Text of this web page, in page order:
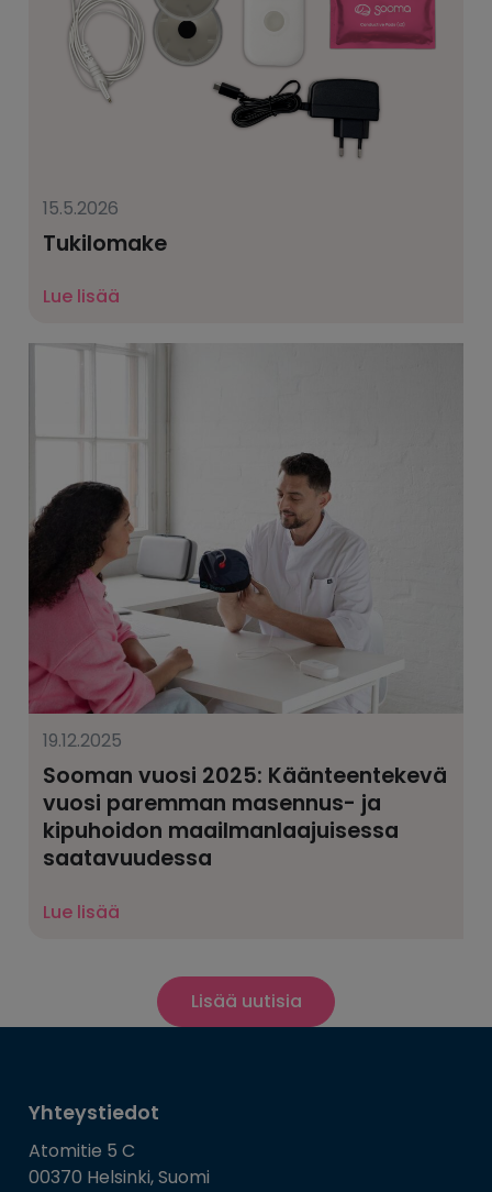
15.5.2026
Tukilomake
Lue lisää
19.12.2025
Sooman vuosi 2025: Käänteentekevä
vuosi paremman masennus- ja
kipuhoidon maailmanlaajuisessa
saatavuudessa
Lue lisää
Lisää uutisia
Yhteystiedot
Atomitie 5 C
00370 Helsinki, Suomi